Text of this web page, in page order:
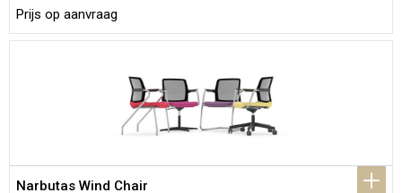
Prijs op aanvraag
Narbutas Wind Chair